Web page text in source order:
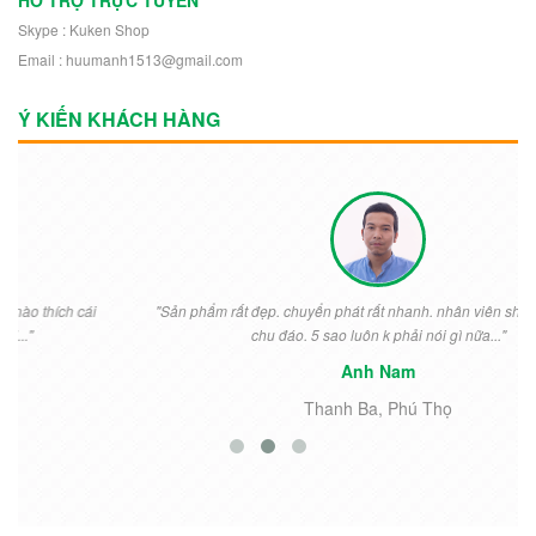
Skype : Kuken Shop
Email : huumanh1513@gmail.com
Ý KIẾN KHÁCH HÀNG
"Sản phẩm rất đẹp. chuyển phát rất nhanh. nhân viên shop nhiệt tình
chu đáo. 5 sao luôn k phải nói gì nữa..."
Thanh Ba, Phú Thọ